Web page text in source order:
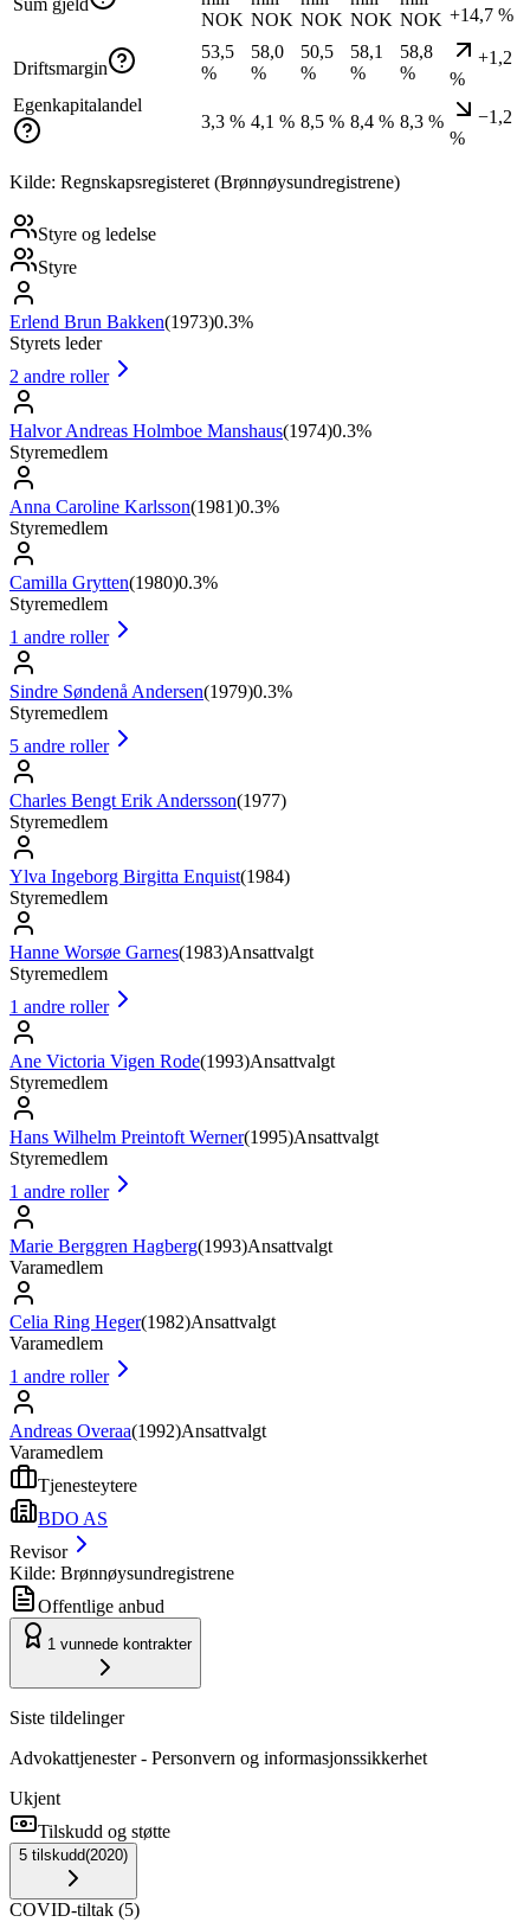
NOK NOK NOK NOK NOK +14,7 %
Driftsmargin
53,5
%
58,0
%
50,5
%
58,1
%
58,8
%
+1,2
%
Egenkapitalandel
3,3 % 4,1 % 8,5 % 8,4 % 8,3 %
−1,2
%
Kilde: Regnskapsregisteret (Brønnøysundregistrene)
Styre og ledelse
Styre
Erlend Brun Bakken(1973)0.3%
Styrets leder
2 andre roller
Halvor Andreas Holmboe Manshaus(1974)0.3%
Styremedlem
Anna Caroline Karlsson(1981)0.3%
Styremedlem
Camilla Grytten(1980)0.3%
Styremedlem
1 andre roller
Sindre Søndenå Andersen(1979)0.3%
Styremedlem
5 andre roller
Charles Bengt Erik Andersson(1977)
Styremedlem
Ylva Ingeborg Birgitta Enquist(1984)
Styremedlem
Hanne Worsøe Garnes(1983)Ansattvalgt
Styremedlem
1 andre roller
Ane Victoria Vigen Rode(1993)Ansattvalgt
Styremedlem
Hans Wilhelm Preintoft Werner(1995)Ansattvalgt
Styremedlem
1 andre roller
Marie Berggren Hagberg(1993)Ansattvalgt
Varamedlem
Celia Ring Heger(1982)Ansattvalgt
Varamedlem
1 andre roller
Andreas Overaa(1992)Ansattvalgt
Varamedlem
Tjenesteytere
BDO AS
Revisor
Kilde: Brønnøysundregistrene
Offentlige anbud
1 vunnede kontrakter
Siste tildelinger
Advokattjenester - Personvern og informasjonssikkerhet
Ukjent
Tilskudd og støtte
5 tilskudd(2020)
COVID-tiltak (5)